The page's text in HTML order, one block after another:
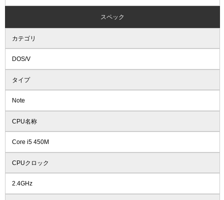
スペック
カテゴリ
DOS/V
タイプ
Note
CPU名称
Core i5 450M
CPUクロック
2.4GHz